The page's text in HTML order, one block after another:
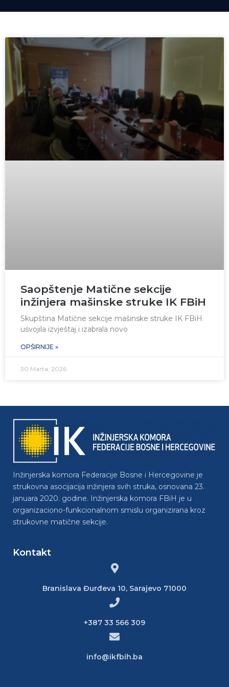
Saopštenje Matične sekcije
inžinjera mašinske struke IK FBiH
Skupština Matične sekcije mašinske struke IK FBiH
usvojila izvještaj i izabrala novo
OPŠIRNIJE »
30 Marta, 2026
Inžinjerska komora Federacije Bosne i Hercegovine je
strukovna asocijacija inžinjera svih struka, osnovana 23.
januara 2020. godine. Inžinjerska komora FBiH je u
organizaciono-funkcionalnom smislu organizirana kroz
strukovne matične sekcije.
Kontakt
Branislava Đurđeva 10, Sarajevo 71000
+387 33 566 309
info@ikfbih.ba